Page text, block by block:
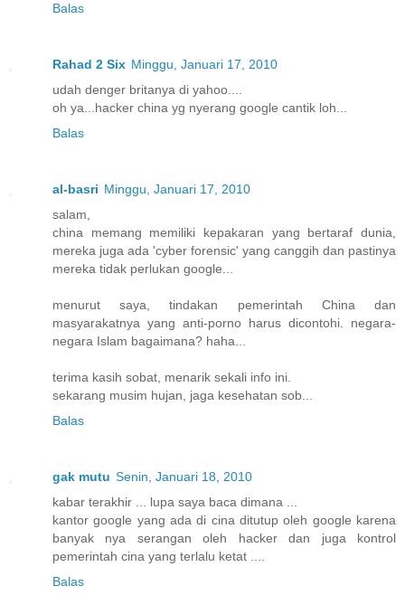
Balas
Rahad 2 Six Minggu, Januari 17, 2010
udah denger britanya di yahoo....
oh ya...hacker china yg nyerang google cantik loh...
Balas
al-basri Minggu, Januari 17, 2010
salam,
china memang memiliki kepakaran yang bertaraf dunia,
mereka juga ada 'cyber forensic' yang canggih dan pastinya
mereka tidak perlukan google...
menurut saya, tindakan pemerintah China dan
masyarakatnya yang anti-porno harus dicontohi. negara-
negara Islam bagaimana? haha...
terima kasih sobat, menarik sekali info ini.
sekarang musim hujan, jaga kesehatan sob...
Balas
gak mutu Senin, Januari 18, 2010
kabar terakhir ... lupa saya baca dimana ...
kantor google yang ada di cina ditutup oleh google karena
banyak nya serangan oleh hacker dan juga kontrol
pemerintah cina yang terlalu ketat ....
Balas